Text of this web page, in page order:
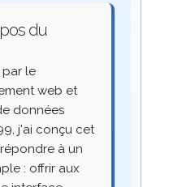
du
par le
web et
données
j'ai conçu cet
à un
: offrir aux